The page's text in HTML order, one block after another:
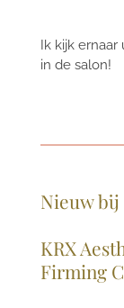
Ik kijk
in de salon!
Nieuw bij
KRX
Firming